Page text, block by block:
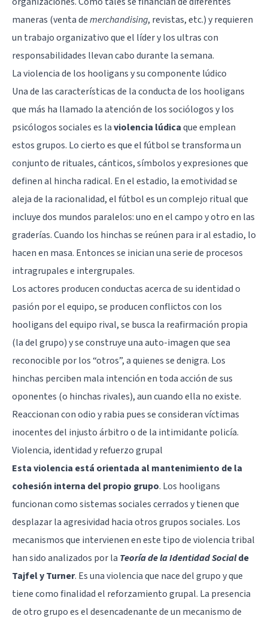
maneras (venta demerchandising, revistas, etc.) y requieren
un trabajo organizativo que el líder y los ultras con
responsabilidades llevan cabo durante la semana.
La violencia de los hooligans y su componente lúdico
Una de las características de la conducta de los hooligans
que más ha llamado la atención de los sociólogos y los
psicólogos sociales es laviolencia lúdicaque emplean
estos grupos. Lo cierto es que el fútbol se transforma un
conjunto de rituales, cánticos, símbolos y expresiones que
definen al hincha radical. En el estadio, la emotividad se
aleja de la racionalidad, el fútbol es un complejo ritual que
incluye dos mundos paralelos: uno en el campo y otro en las
graderías. Cuando los hinchas se reúnen para ir al estadio, lo
hacen en masa. Entonces se inician una serie de procesos
intragrupales e intergrupales.
Los actores producen conductas acerca de su identidad o
pasión por el equipo, se producen conflictos con los
hooligans del equipo rival, se busca la reafirmación propia
(la del grupo) y se construye una auto-imagen que sea
reconocible por los “otros”, a quienes se denigra. Los
hinchas perciben mala intención en toda acción de sus
oponentes (o hinchas rivales), aun cuando ella no existe.
Reaccionan con odio y rabia pues se consideran víctimas
inocentes del injusto árbitro o de la intimidante policía.
Violencia, identidad y refuerzo grupal
Esta violencia está orientada al mantenimiento de la
cohesión interna del propio grupo. Los hooligans
funcionan como sistemas sociales cerrados y tienen que
desplazar la agresividad hacia otros grupos sociales. Los
mecanismos que intervienen en este tipo de violencia tribal
han sido analizados por la Teoría de la Identidad Socialde
Tajfel y Turner. Es una violencia que nace del grupo y que
tiene como finalidad el reforzamiento grupal. La presencia
de otro grupo es el desencadenante de un mecanismo de